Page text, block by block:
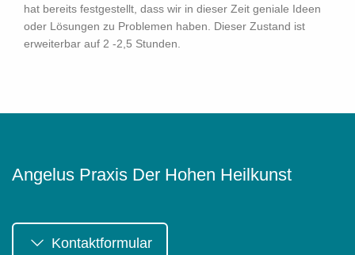
hat bereits festgestellt, dass wir in dieser Zeit geniale Ideen
oder Lösungen zu Problemen haben. Dieser Zustand ist
erweiterbar auf 2 -2,5 Stunden.
Angelus Praxis Der Hohen Heilkunst
Kontaktformular